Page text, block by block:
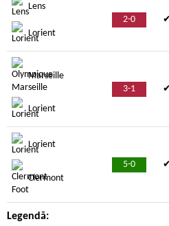
Lens
2-0
Lorient
✔
Marseille
3-1
Lorient
✔
Lorient
5-0
Clermont
✔
Legendă: